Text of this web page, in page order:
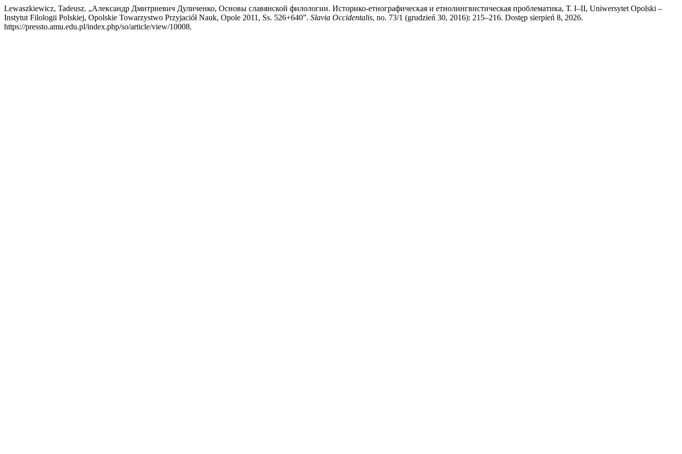
Lewaszkiewicz, Tadeusz. „Александр Дмитриевич Дуличенко, Основы славянской филологии. Историко-етнографическая и етнолингвистическая проблематика, Т. I–II, Uniwersytet Opolski –
Instytut Filologii Polskiej, Opolskie Towarzystwo Przyjaciół Nauk, Opole 2011, Ss. 526+640”. Slavia Occidentalis, no. 73/1 (grudzień 30, 2016): 215–216. Dostęp sierpień 8, 2026.
https://pressto.amu.edu.pl/index.php/so/article/view/10008.